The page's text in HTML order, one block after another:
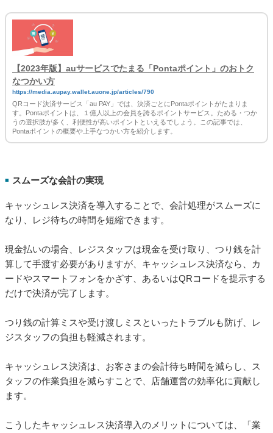
【2023年版】auサービスでたまる「Pontaポイント」のおトク
なつかい方
https://media.aupay.wallet.auone.jp/articles/790
QRコード決済サービス「au PAY」では、決済ごとにPontaポイントがたまりま
す。Pontaポイントは、１億人以上の会員を誇るポイントサービス。ためる・つか
うの選択肢が多く、利便性が高いポイントといえるでしょう。この記事では、
Pontaポイントの概要や上手なつかい方を紹介します。
■ スムーズな会計の実現
キャッシュレス決済を導入することで、会計処理がスムーズに
なり、レジ待ちの時間を短縮できます。
現金払いの場合、レジスタッフは現金を受け取り、つり銭を計
算して手渡す必要がありますが、キャッシュレス決済なら、カ
ードやスマートフォンをかざす、あるいはQRコードを提示する
だけで決済が完了します。
つり銭の計算ミスや受け渡しミスといったトラブルも防げ、レ
ジスタッフの負担も軽減されます。
キャッシュレス決済は、お客さまの会計待ち時間を減らし、ス
タッフの作業負担を減らすことで、店舗運営の効率化に貢献し
ます。
こうしたキャッシュレス決済導入のメリットについては、「業